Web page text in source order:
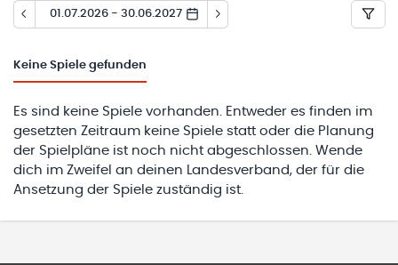
01.07.2026 - 30.06.2027
Keine Spiele gefunden
Es sind keine Spiele vorhanden. Entweder es finden im
gesetzten Zeitraum keine Spiele statt oder die Planung
der Spielpläne ist noch nicht abgeschlossen. Wende
dich im Zweifel an deinen Landesverband, der für die
Ansetzung der Spiele zuständig ist.